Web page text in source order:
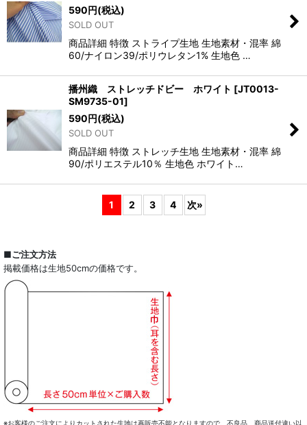
590円(税込)
SOLD OUT
商品詳細 特徴 ストライプ生地 生地素材・混率 綿
60/ナイロン39/ポリウレタン1% 生地色 …
播州織 ストレッチドビー ホワイト [JT0013-
SM9735-01]
590円(税込)
SOLD OUT
商品詳細 特徴 ストレッチ生地 生地素材・混率 綿
90/ポリエステル10％ 生地色 ホワイト…
1 2 3 4 次»
■ご注文方法
掲載価格は生地50cmの価格です。
※お客様のご注文によりカットされた生地は再販売不能となりますので、不良品、商品送付違い以